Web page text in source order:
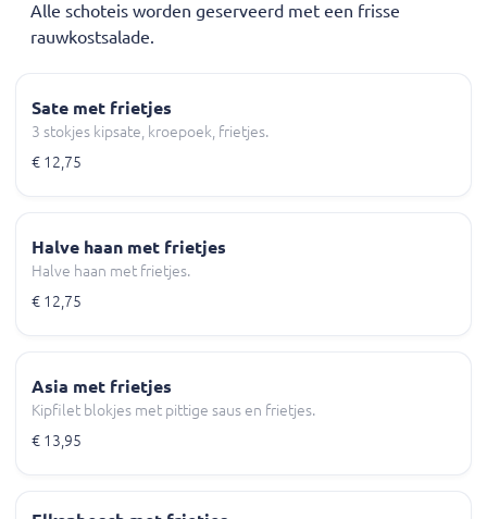
Alle schoteis worden geserveerd met een frisse
rauwkostsalade.
Sate met frietjes
3 stokjes kipsate, kroepoek, frietjes.
€ 12,75
Halve haan met frietjes
Halve haan met frietjes.
€ 12,75
Asia met frietjes
Kipfilet blokjes met pittige saus en frietjes.
€ 13,95